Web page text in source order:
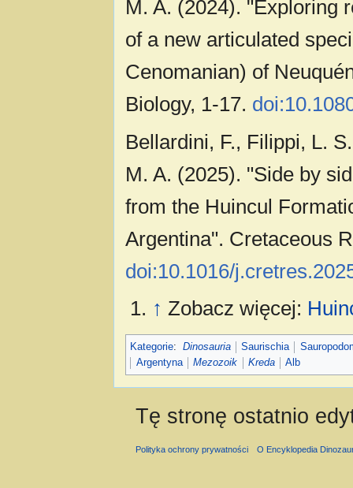
M. A. (2024). "Exploring
of a new articulated
Cenomanian) of
Biology, 1-17.
Bellardini, F., Filippi, L.
M. A. (2025). "Side by
from the Huincul
Argentina". Cretaceous
doi:10.1016/
↑ Zobacz więcej:
Kategorie: Dinosauria Saurischia
Argentyna
Mezozoik Kreda Alb
Tę stronę ostatnio
Polityka ochrony prywatności O Encyklopedia